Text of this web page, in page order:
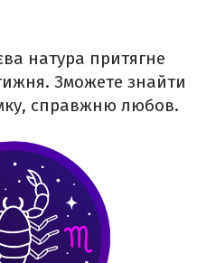
натура притягне
Зможете знайти
справжню любов.